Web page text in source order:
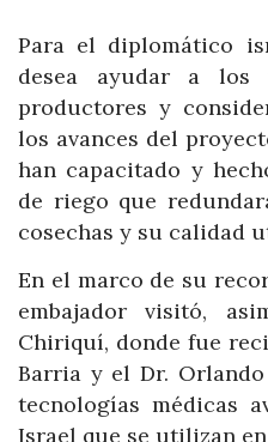
Para el diplomático
desea ayudar a los
productores y
los avances del
han capacitado y
de riego que
cosechas y su calidad
En el marco de su
embajador visitó,
Chiriquí, donde fue
Barria y el Dr.
tecnologías médicas
Israel que se utilizan